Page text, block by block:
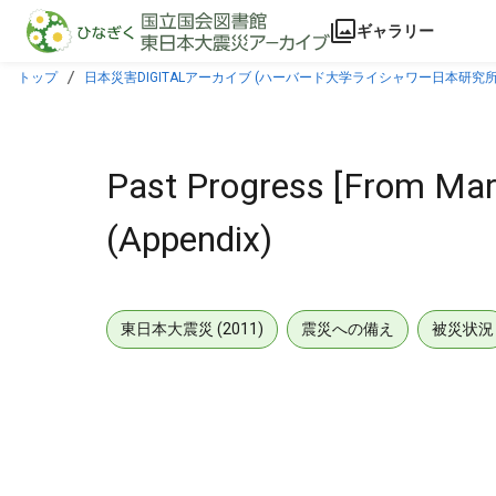
本文に飛ぶ
ギャラリー
トップ 日本災害DIGITALアーカイブ (ハーバード大学ライシャワー日本研究
Past Progress [From
(Appendix)
東日本大震災 (2011) 震災への備え 被災状況